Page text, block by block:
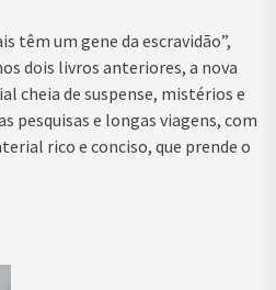
têm um gene da escravidão”,
dois livros anteriores, a nova
cheia de suspense, mistérios e
pesquisas e longas viagens, com
rico e conciso, que prende o